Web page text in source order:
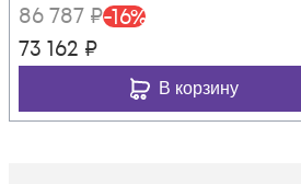
86 787 ₽-16%
73 162 ₽
В корзину